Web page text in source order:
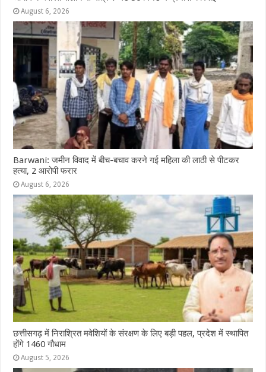
August 6, 2026
Barwani: जमीन विवाद में बीच-बचाव करने गई महिला की लाठी से पीटकर
हत्या, 2 आरोपी फरार
August 6, 2026
छत्तीसगढ़ में निराश्रित मवेशियों के संरक्षण के लिए बड़ी पहल, प्रदेश में स्थापित
होंगे 1460 गौधाम
August 5, 2026